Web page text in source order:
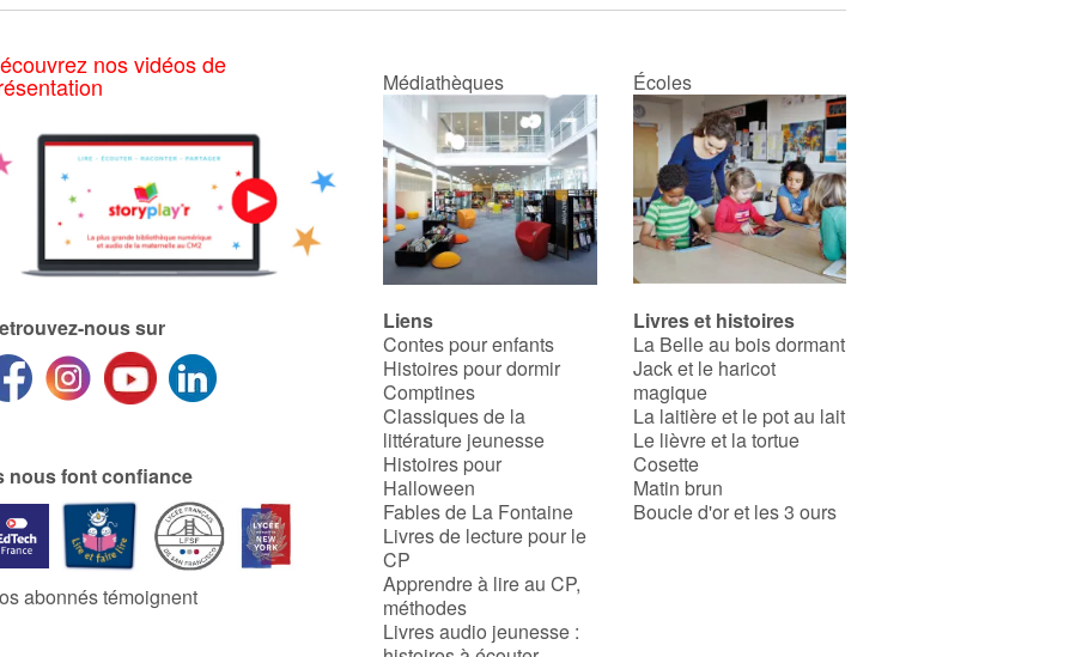
nos vidéos de
nous sur
nous font confiance
abonnés témoignent
Médiathèques Écoles
Liens
Contes pour enfants
Histoires pour dormir
Comptines
Classiques de la
littérature jeunesse
Histoires pour
Halloween
Fables de La Fontaine
Livres de lecture pour le
CP
Apprendre à lire au CP,
méthodes
Livres audio jeunesse :
Livres et histoires
La Belle au bois dormant
Jack et le haricot
magique
La laitière et le pot au lait
Le lièvre et la tortue
Cosette
Matin brun
Boucle d'or et les 3 ours